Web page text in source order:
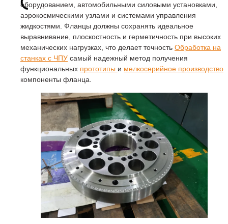
оборудованием, автомобильными силовыми установками,
аэрокосмическими узлами и системами управления
жидкостями. Фланцы должны сохранять идеальное
выравнивание, плоскостность и герметичность при высоких
механических нагрузках, что делает точность Обработка на
станках с ЧПУ самый надежный метод получения
функциональных прототипы и мелкосерийное производство
компоненты фланца.